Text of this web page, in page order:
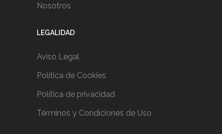
Nosotros
LEGALIDAD
Aviso Legal
Política de Cookies
Política de privacidad
Términos y Condiciones de Uso